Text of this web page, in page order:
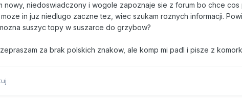
nowy, niedoswiadczony i wogole zapoznaje sie z forum bo chce
in juz niedlugo zaczne tez, wiec szukam roznych informacji.
suszyc topy w suszarce do grzybow?
za brak polskich znakow, ale komp mi padl i pisze z